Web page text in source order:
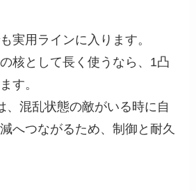
実用ラインに入ります。
核として長く使うなら、1凸
す。
、混乱状態の敵がいる時に自
へつながるため、制御と耐久